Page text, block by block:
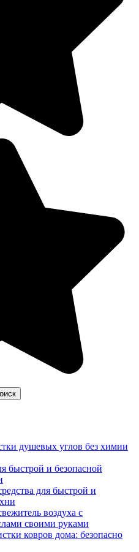
душевых углов без химии
быстрой и безопасной
для быстрой и
воздуха с
своими руками
ковров дома: безопасно